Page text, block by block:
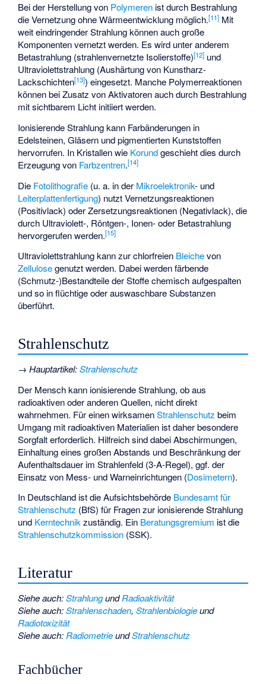
Bei der Herstellung von Polymeren ist durch Bestrahlung
die Vernetzung ohne Wärmeentwicklung möglich.[11] Mit
weit eindringender Strahlung können auch große
Komponenten vernetzt werden. Es wird unter anderem
Betastrahlung (strahlenvernetzte Isolierstoffe)[12] und
Ultraviolettstrahlung (Aushärtung von Kunstharz-
Lackschichten[13]) eingesetzt. Manche Polymerreaktionen
können bei Zusatz von Aktivatoren auch durch Bestrahlung
mit sichtbarem Licht initiiert werden.
Ionisierende Strahlung kann Farbänderungen in
Edelsteinen, Gläsern und pigmentierten Kunststoffen
hervorrufen. In Kristallen wie Korundgeschieht dies durch
Erzeugung von Farbzentren.[14]
Die Fotolithografie (u. a. in der Mikroelektronik- und
Leiterplattenfertigung) nutzt Vernetzungsreaktionen
(Positivlack) oder Zersetzungsreaktionen (Negativlack), die
durch Ultraviolett-, Röntgen-, Ionen- oder Betastrahlung
hervorgerufen werden.[15]
Ultraviolettstrahlung kann zur chlorfreien Bleichevon
Zellulosegenutzt werden. Dabei werden färbende
(Schmutz-)Bestandteile der Stoffe chemisch aufgespalten
und so in flüchtige oder auswaschbare Substanzen
überführt.
Strahlenschutz
→Hauptartikel:Strahlenschutz
Der Mensch kann ionisierende Strahlung, ob aus
radioaktiven oder anderen Quellen, nicht direkt
wahrnehmen. Für einen wirksamenStrahlenschutz beim
Umgang mit radioaktiven Materialien ist daher besondere
Sorgfalt erforderlich. Hilfreich sind dabei Abschirmungen,
Einhaltung eines großen Abstands und Beschränkung der
Aufenthaltsdauer im Strahlenfeld (3-A-Regel), ggf. der
Einsatz von Mess- und Warneinrichtungen (Dosimetern).
In Deutschland ist die Aufsichtsbehörde Bundesamt für
Strahlenschutz (BfS) für Fragen zur ionisierende Strahlung
und Kerntechnikzuständig. Ein Beratungsgremium ist die
Strahlenschutzkommission (SSK).
Literatur
Siehe auch:StrahlungundRadioaktivität
Siehe auch:Strahlenschaden,Strahlenbiologieund
Radiotoxizität
Siehe auch: RadiometrieundStrahlenschutz
Fachbücher